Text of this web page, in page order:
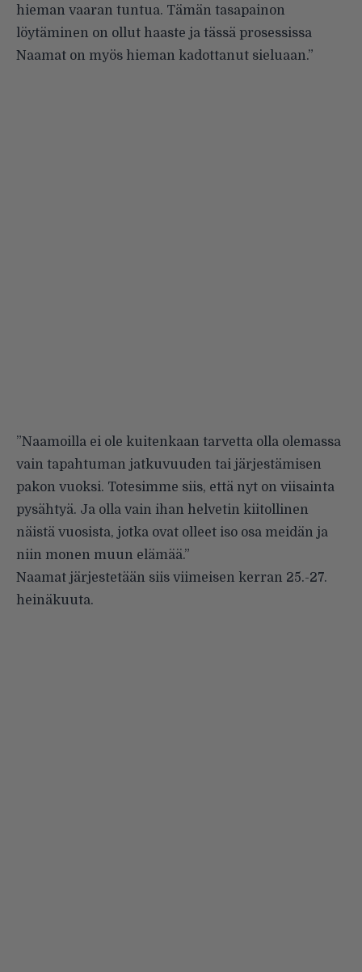
hieman vaaran tuntua. Tämän tasapainon
löytäminen on ollut haaste ja tässä prosessissa
Naamat on myös hieman kadottanut sieluaan.”
”Naamoilla ei ole kuitenkaan tarvetta olla olemassa
vain tapahtuman jatkuvuuden tai järjestämisen
pakon vuoksi. Totesimme siis, että nyt on viisainta
pysähtyä. Ja olla vain ihan helvetin kiitollinen
näistä vuosista, jotka ovat olleet iso osa meidän ja
niin monen muun elämää.”
Naamat järjestetään siis viimeisen kerran 25.-27.
heinäkuuta.